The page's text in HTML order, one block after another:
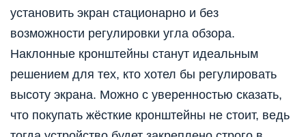
установить экран стационарно и без
возможности регулировки угла обзора.
Наклонные кронштейны станут идеальным
решением для тех, кто хотел бы регулировать
высоту экрана. Можно с уверенностью сказать,
что покупать жёсткие кронштейны не стоит, ведь